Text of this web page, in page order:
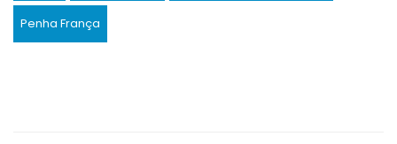
Penha França